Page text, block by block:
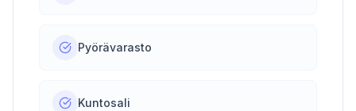
Pyörävarasto
Kuntosali